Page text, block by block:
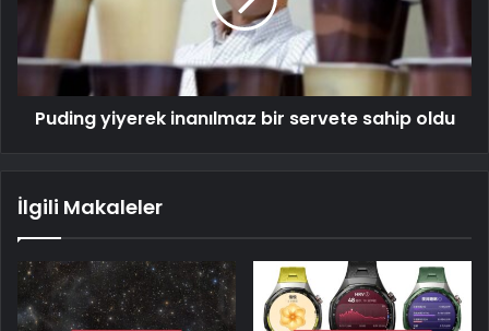
Puding yiyerek inanılmaz bir servete sahip oldu
İlgili Makaleler